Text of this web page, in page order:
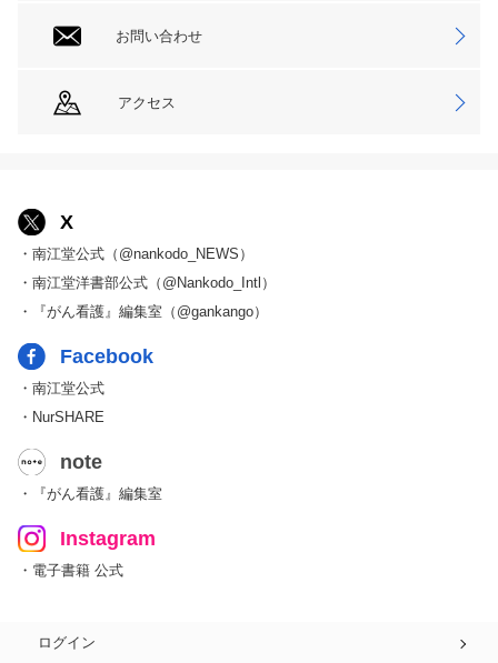
お問い合わせ
アクセス
X
・南江堂公式（@nankodo_NEWS）
・南江堂洋書部公式（@Nankodo_Intl）
・『がん看護』編集室（@gankango）
Facebook
・南江堂公式
・NurSHARE
note
・『がん看護』編集室
Instagram
・電子書籍 公式
ログイン